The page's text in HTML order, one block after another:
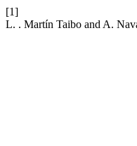
[1]
L. . Martín Taibo and A.